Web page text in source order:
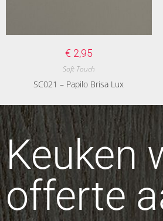
€ 2,95
Soft Touch
SC021 – Papilo Brisa Lux
Keuken
offerte